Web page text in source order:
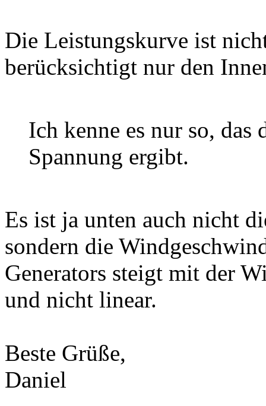
Die Leistungskurve ist
berücksichtigt nur den
Ich kenne es nur so,
Spannung ergibt.
Es ist ja unten auch nicht
sondern die
Generators steigt mit der
und nicht linear.
Beste Grüße,
Daniel